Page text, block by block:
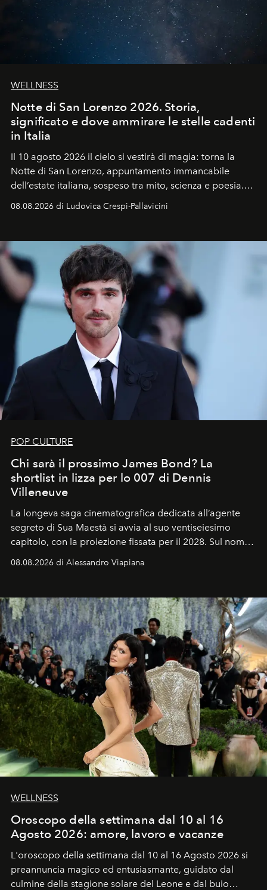
WELLNESS
Notte di San Lorenzo 2026. Storia,
significato e dove ammirare le stelle cadenti
in Italia
Il 10 agosto 2026 il cielo si vestirà di magia: torna la
Notte di San Lorenzo, appuntamento immancabile
dell’estate italiana, sospeso tra mito, scienza e poesia.
celeste per seguire il passaggio delle
all’universo i desideri più segreti
08.08.2026 di Ludovica Crespi-Pallavicini
POP CULTURE
Chi sarà il prossimo James Bond? La
shortlist in lizza per lo 007 di Dennis
Villeneuve
La longeva saga cinematografica dedicata all’agente
segreto di Sua Maestà si avvia al suo ventiseiesimo
capitolo, con la proiezione fissata per il 2028. Sul nome
Craig, però, regna ancora il più assoluto riserbo.
08.08.2026 di Alessandro Viapiana
WELLNESS
Oroscopo della settimana dal 10 al 16
Agosto 2026: amore, lavoro e vacanze
L'oroscopo della settimana dal 10 al 16 Agosto 2026 si
preannuncia magico ed entusiasmante, guidato dal
culmine della stagione solare del Leone e dal buio